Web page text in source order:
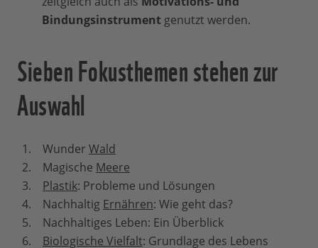
Bindungsinstrument genutzt werden.
Sieben Fokusthemen stehen zur
Auswahl
Wunder Wald
Magische Meere
Plastik: Probleme und Lösungen
Nachhaltig Ernähren: Wie geht das?
Nachhaltiges Leben: Ein Überblick
Biologische Vielfalt: Grundlage des Lebens